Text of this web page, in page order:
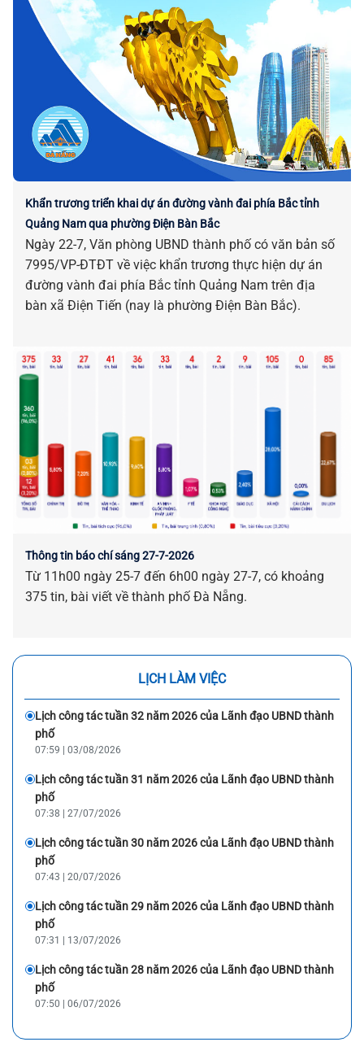
Khẩn trương triển khai dự án đường vành đai phía Bắc tỉnh
Quảng Nam qua phường Điện Bàn Bắc
Ngày 22-7, Văn phòng UBND thành phố có văn bản số
7995/VP-ĐTĐT về việc khẩn trương thực hiện dự án
đường vành đai phía Bắc tỉnh Quảng Nam trên địa
bàn xã Điện Tiến (nay là phường Điện Bàn Bắc).
Thông tin báo chí sáng 27-7-2026
Từ 11h00 ngày 25-7 đến 6h00 ngày 27-7, có khoảng
375 tin, bài viết về thành phố Đà Nẵng.
LỊCH LÀM VIỆC
Lịch công tác tuần 32 năm 2026 của Lãnh đạo UBND thành
phố
07:59 | 03/08/2026
Lịch công tác tuần 31 năm 2026 của Lãnh đạo UBND thành
phố
07:38 | 27/07/2026
Lịch công tác tuần 30 năm 2026 của Lãnh đạo UBND thành
phố
07:43 | 20/07/2026
Lịch công tác tuần 29 năm 2026 của Lãnh đạo UBND thành
phố
07:31 | 13/07/2026
Lịch công tác tuần 28 năm 2026 của Lãnh đạo UBND thành
phố
07:50 | 06/07/2026